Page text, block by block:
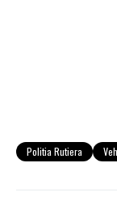
Politia Rutiera